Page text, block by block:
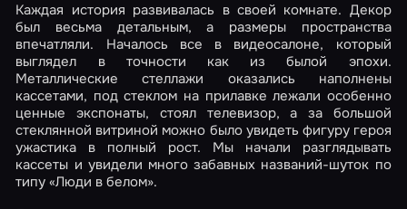
Каждая история развивалась в своей комнате. Декор
был весьма детальным, а размеры пространства
впечатляли. Началось все в видеосалоне, который
выглядел в точности как из былой эпохи.
Металлические стеллажи оказались наполнены
кассетами, под стеклом на прилавке лежали особенно
ценные экспонаты, стоял телевизор, а за большой
стеклянной витриной можно было увидеть фигуру героя
ужастика в полный рост. Мы начали разглядывать
кассеты и увидели много забавных названий-шуток по
типу «Люди в белом».